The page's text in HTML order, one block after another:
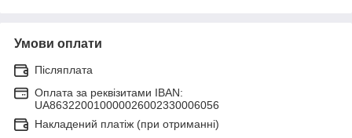
Умови оплати
Післяплата
Оплата за реквізитами IBAN:
UA863220010000026002330006056
Накладений платіж (при отриманні)